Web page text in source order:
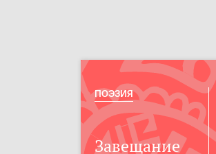
Завещание
ПОЭЗИЯ